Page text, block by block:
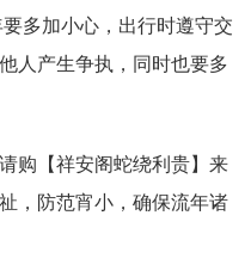
多加小心，出行时遵守交
人产生争执，同时也要多
【祥安阁蛇绕利贵】来
，防范宵小，确保流年诸